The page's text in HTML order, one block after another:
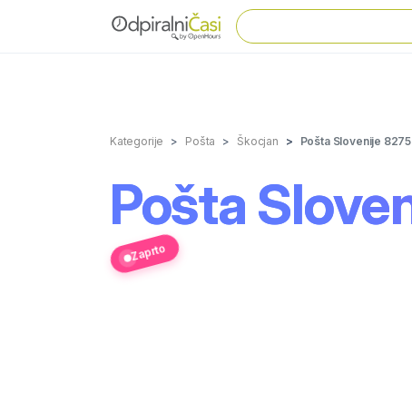
Kategorije Pošta Škocjan Pošta Slovenije
Pošta
Zaprto